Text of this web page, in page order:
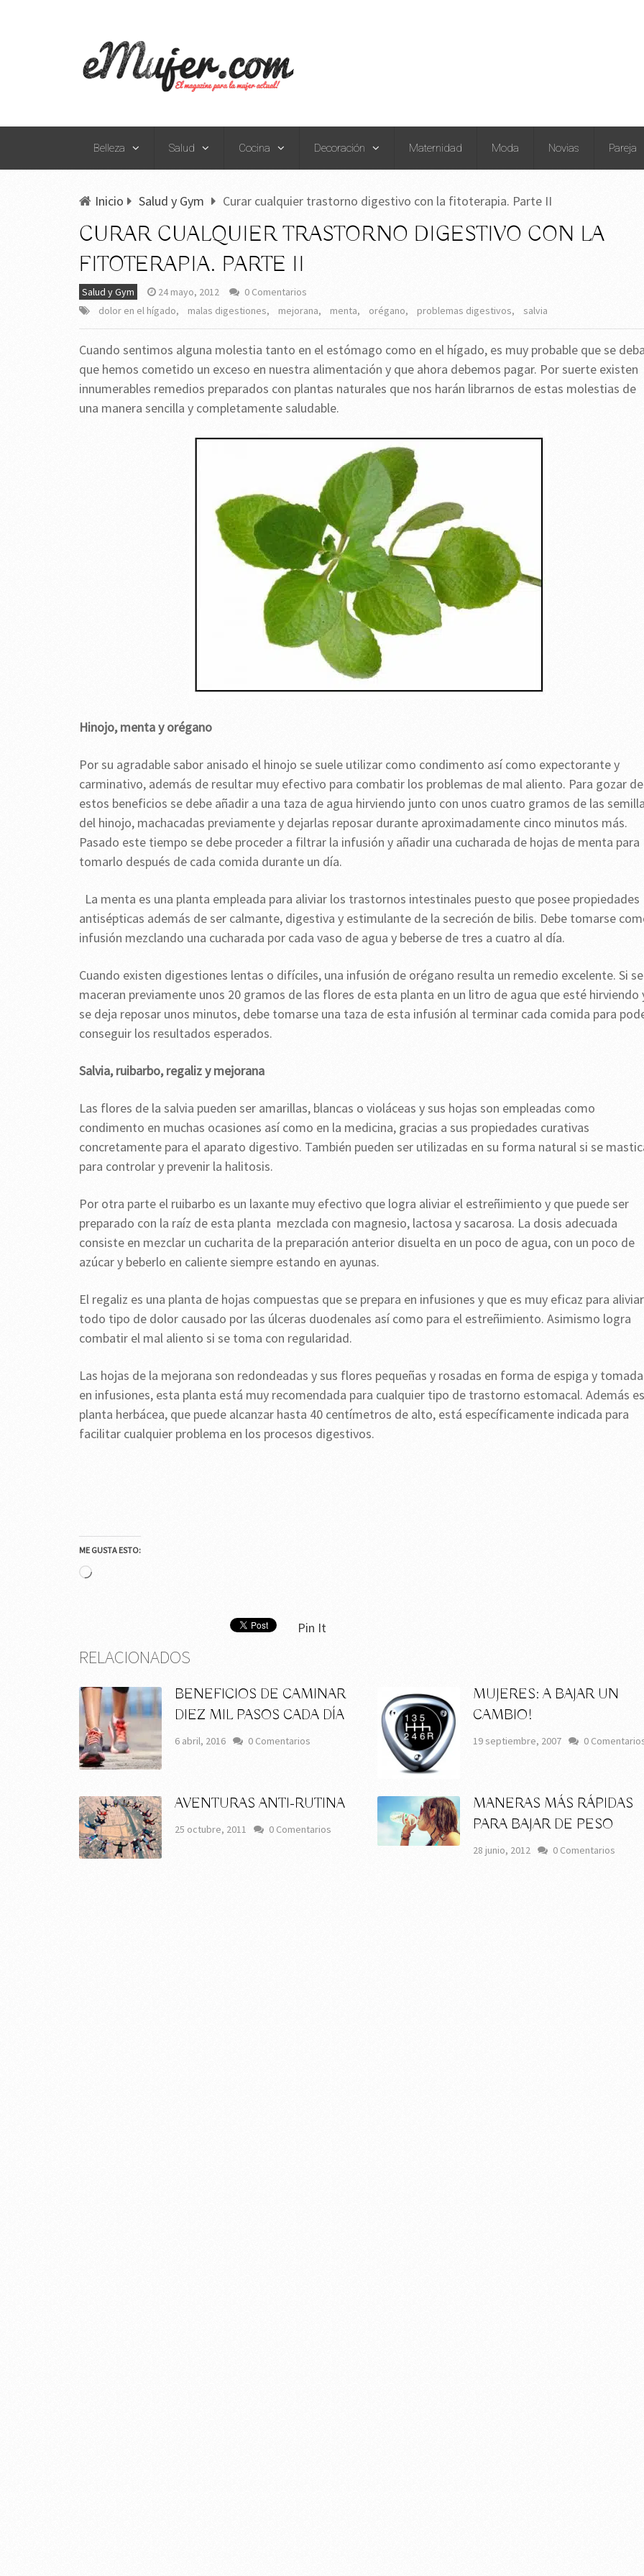
Belleza Salud Cocina Decoración Maternidad Moda Novias Pareja
Inicio Salud y Gym Curar cualquier trastorno digestivo con la fitoterapia. Parte II
CURAR CUALQUIER TRASTORNO DIGESTIVO CON LA
FITOTERAPIA. PARTE II
Salud y Gym 24 mayo, 2012
0 Comentarios
dolor en el hígado, malas digestiones, mejorana, menta, orégano, problemas digestivos, salvia
Cuando sentimos alguna molestia tanto en el estómago como en el hígado, es muy probable que se
que hemos cometido un exceso en nuestra alimentación y que ahora debemos pagar. Por suerte existen
innumerables remedios preparados con plantas naturales que nos harán librarnos de estas molestias de
una manera sencilla y completamente saludable.
Hinojo, menta y orégano
Por su agradable sabor anisado el hinojo se suele utilizar como condimento así como expectorante y
carminativo, además de resultar muy efectivo para combatir los problemas de mal aliento. Para gozar de
estos beneficios se debe añadir a una taza de agua hirviendo junto con unos cuatro gramos de las
del hinojo, machacadas previamente y dejarlas reposar durante aproximadamente cinco minutos más.
Pasado este tiempo se debe proceder a filtrar la infusión y añadir una cucharada de hojas de menta para
tomarlo después de cada comida durante un día.
La menta es una planta empleada para aliviar los trastornos intestinales puesto que posee propiedades
antisépticas además de ser calmante, digestiva y estimulante de la secreción de bilis. Debe tomarse
infusión mezclando una cucharada por cada vaso de agua y beberse de tres a cuatro al día.
Cuando existen digestiones lentas o difíciles, una infusión de orégano resulta un remedio excelente. Si se
maceran previamente unos 20 gramos de las flores de esta planta en un litro de agua que esté hirviendo
se deja reposar unos minutos, debe tomarse una taza de esta infusión al terminar cada comida para
conseguir los resultados esperados.
Salvia, ruibarbo, regaliz y mejorana
Las flores de la salvia pueden ser amarillas, blancas o violáceas y sus hojas son empleadas como
condimento en muchas ocasiones así como en la medicina, gracias a sus propiedades curativas
concretamente para el aparato digestivo. También pueden ser utilizadas en su forma natural si se
para controlar y prevenir la halitosis.
Por otra parte el ruibarbo es un laxante muy efectivo que logra aliviar el estreñimiento y que puede ser
preparado con la raíz de esta planta mezclada con magnesio, lactosa y sacarosa. La dosis adecuada
consiste en mezclar un cucharita de la preparación anterior disuelta en un poco de agua, con un poco de
azúcar y beberlo en caliente siempre estando en ayunas.
El regaliz es una planta de hojas compuestas que se prepara en infusiones y que es muy eficaz para aliviar
todo tipo de dolor causado por las úlceras duodenales así como para el estreñimiento. Asimismo logra
combatir el mal aliento si se toma con regularidad.
Las hojas de la mejorana son redondeadas y sus flores pequeñas y rosadas en forma de espiga y
en infusiones, esta planta está muy recomendada para cualquier tipo de trastorno estomacal. Además
planta herbácea, que puede alcanzar hasta 40 centímetros de alto, está específicamente indicada para
facilitar cualquier problema en los procesos digestivos.
ME GUSTA ESTO:
Cargando...
Pin It
RELACIONADOS
BENEFICIOS DE CAMINAR
DIEZ MIL PASOS CADA DÍA
6 abril, 2016 0 Comentarios
MUJERES: A BAJAR UN
CAMBIO!
19 septiembre, 2007 0
AVENTURAS ANTI-RUTINA
25 octubre, 2011 0 Comentarios
MANERAS MÁS RÁPIDAS
PARA BAJAR DE PESO
28 junio, 2012 0 Comentarios